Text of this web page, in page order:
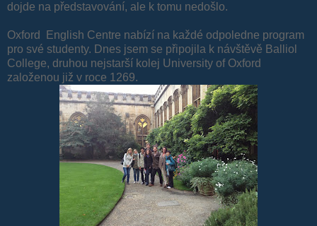
dojde na představování, ale k tomu nedošlo.
Oxford English Centre nabízí na každé odpoledne program
pro své studenty. Dnes jsem se připojila k návštěvě Balliol
College, druhou nejstarší kolej University of Oxford
založenou již v roce 1269.